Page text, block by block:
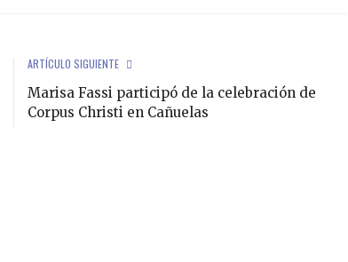
ARTÍCULO SIGUIENTE
Marisa Fassi participó de la celebración de
Corpus Christi en Cañuelas